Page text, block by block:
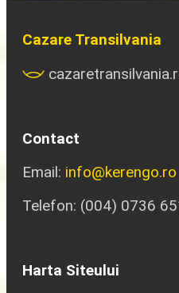
Cazare Transilvania
Contact
Email: info@kerengo.ro
Telefon: (004) 0736
Harta Siteului